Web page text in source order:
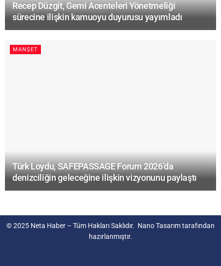
Recep Düzgit, Gemi Acenteleri Yönetmeliği
sürecine ilişkin kamuoyu duyurusu yayımladı
MANŞET
Türk Loydu, SAFEPASSAGE Forum 2026’da
denizciliğin geleceğine ilişkin vizyonunu paylaştı
© 2025 Neta Haber – Tüm Hakları Saklıdır. Nano Tasarımtarafından
hazırlanmıştır.